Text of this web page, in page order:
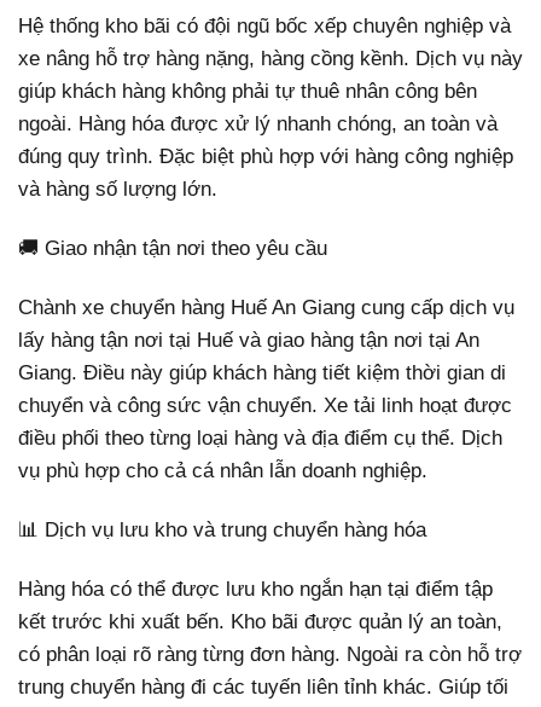
Hệ thống kho bãi có đội ngũ bốc xếp chuyên nghiệp và
xe nâng hỗ trợ hàng nặng, hàng cồng kềnh. Dịch vụ này
giúp khách hàng không phải tự thuê nhân công bên
ngoài. Hàng hóa được xử lý nhanh chóng, an toàn và
đúng quy trình. Đặc biệt phù hợp với hàng công nghiệp
và hàng số lượng lớn.
🚚 Giao nhận tận nơi theo yêu cầu
Chành xe chuyển hàng Huế An Giang cung cấp dịch vụ
lấy hàng tận nơi tại Huế và giao hàng tận nơi tại An
Giang. Điều này giúp khách hàng tiết kiệm thời gian di
chuyển và công sức vận chuyển. Xe tải linh hoạt được
điều phối theo từng loại hàng và địa điểm cụ thể. Dịch
vụ phù hợp cho cả cá nhân lẫn doanh nghiệp.
📊 Dịch vụ lưu kho và trung chuyển hàng hóa
Hàng hóa có thể được lưu kho ngắn hạn tại điểm tập
kết trước khi xuất bến. Kho bãi được quản lý an toàn,
có phân loại rõ ràng từng đơn hàng. Ngoài ra còn hỗ trợ
trung chuyển hàng đi các tuyến liên tỉnh khác. Giúp tối